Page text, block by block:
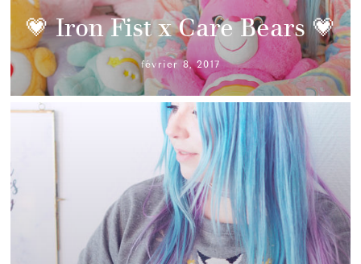
💗 Iron Fist x Care Bears 💗
février 8, 2017